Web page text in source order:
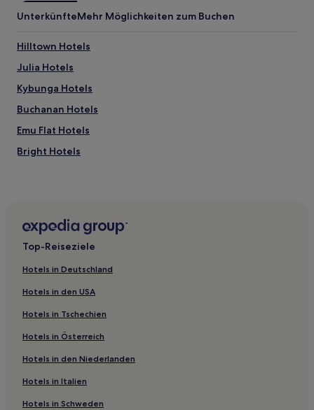
UnterkünfteMehr Möglichkeiten zum Buchen
Hilltown Hotels
Julia Hotels
Kybunga Hotels
Buchanan Hotels
Emu Flat Hotels
Bright Hotels
Balaklava Hotels
Port Broughton Hotels
Australia Plains Hotels
Ninnes Hotels
Owen Hotels
Georgetown Hotels
Port Wakefield Hotels
Goyder: Hotels
Bumbunga Hotels
Top-Reiseziele
Hotels in Deutschland
Hotels in den USA
Hotels in Tschechien
Hotels in Österreich
Hotels in den Niederlanden
Hotels in Italien
Hotels in Schweden